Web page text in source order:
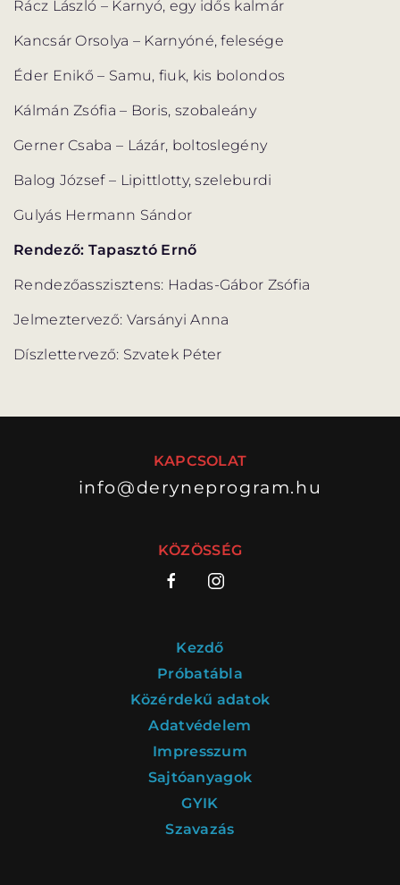
Rácz László – Karnyó, egy idős kalmár
Kancsár Orsolya – Karnyóné, felesége
Éder Enikő – Samu, fiuk, kis bolondos
Kálmán Zsófia – Boris, szobaleány
Gerner Csaba – Lázár, boltoslegény
Balog József – Lipittlotty, szeleburdi
Gulyás Hermann Sándor
Rendező: Tapasztó Ernő
Rendezőasszisztens: Hadas-Gábor Zsófia
Jelmeztervező: Varsányi Anna
Díszlettervező: Szvatek Péter
KAPCSOLAT
info@deryneprogram.hu
KÖZÖSSÉG
Kezdő
Próbatábla
Közérdekű adatok
Adatvédelem
Impresszum
Sajtóanyagok
GYIK
Szavazás